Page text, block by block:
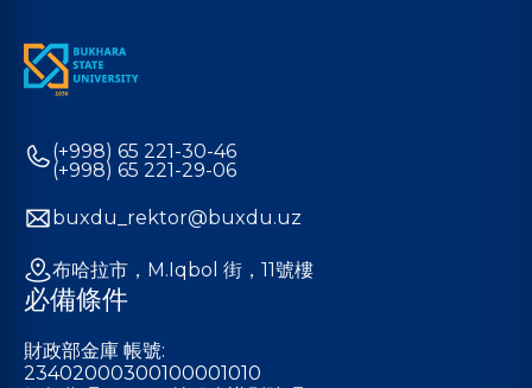
(+998) 65 221-30-46
(+998) 65 221-29-06
buxdu_rektor@buxdu.uz
布哈拉市，M.Iqbol 街，11號樓
必備條件
財政部金庫 帳號:
23402000300100001010